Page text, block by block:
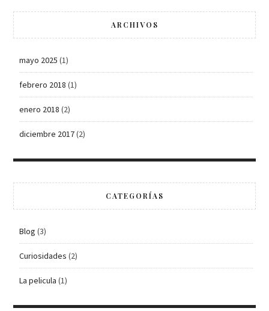
ARCHIVOS
mayo 2025 (1)
febrero 2018 (1)
enero 2018 (2)
diciembre 2017(2)
CATEGORÍAS
Blog (3)
Curiosidades (2)
La pelicula (1)